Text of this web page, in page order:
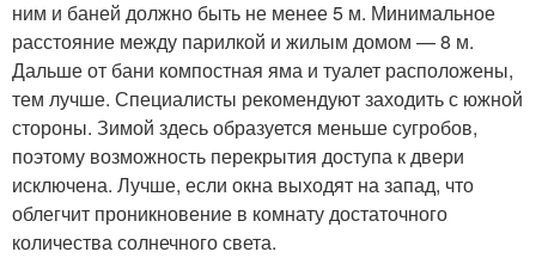
ним и баней должно быть не менее 5 м. Минимальное
расстояние между парилкой и жилым домом — 8 м.
Дальше от бани компостная яма и туалет расположены,
тем лучше. Специалисты рекомендуют заходить с южной
стороны. Зимой здесь образуется меньше сугробов,
поэтому возможность перекрытия доступа к двери
исключена. Лучше, если окна выходят на запад, что
облегчит проникновение в комнату достаточного
количества солнечного света.